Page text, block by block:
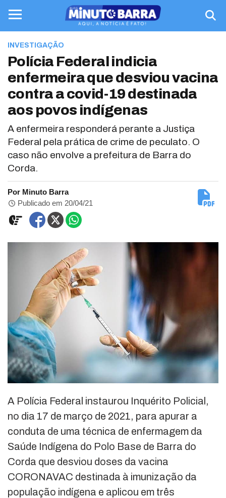
INVESTIGAÇÃO
Polícia Federal indicia
enfermeira que desviou vacina
contra a covid-19 destinada
aos povos indígenas
A enfermeira responderá perante a Justiça
Federal pela prática de crime de peculato. O
caso não envolve a prefeitura de Barra do
Corda.
Por Minuto Barra
Publicado em 20/04/21
A Polícia Federal instaurou Inquérito Policial,
no dia 17 de março de 2021, para apurar a
conduta de uma técnica de enfermagem da
Saúde Indígena do Polo Base de Barra do
Corda que desviou doses da vacina
CORONAVAC destinada à imunização da
população indígena e aplicou em três